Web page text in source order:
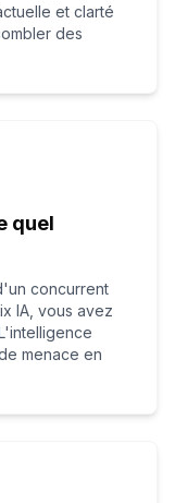
et clarté
des
quel
concurrent
IA, vous avez
menace en